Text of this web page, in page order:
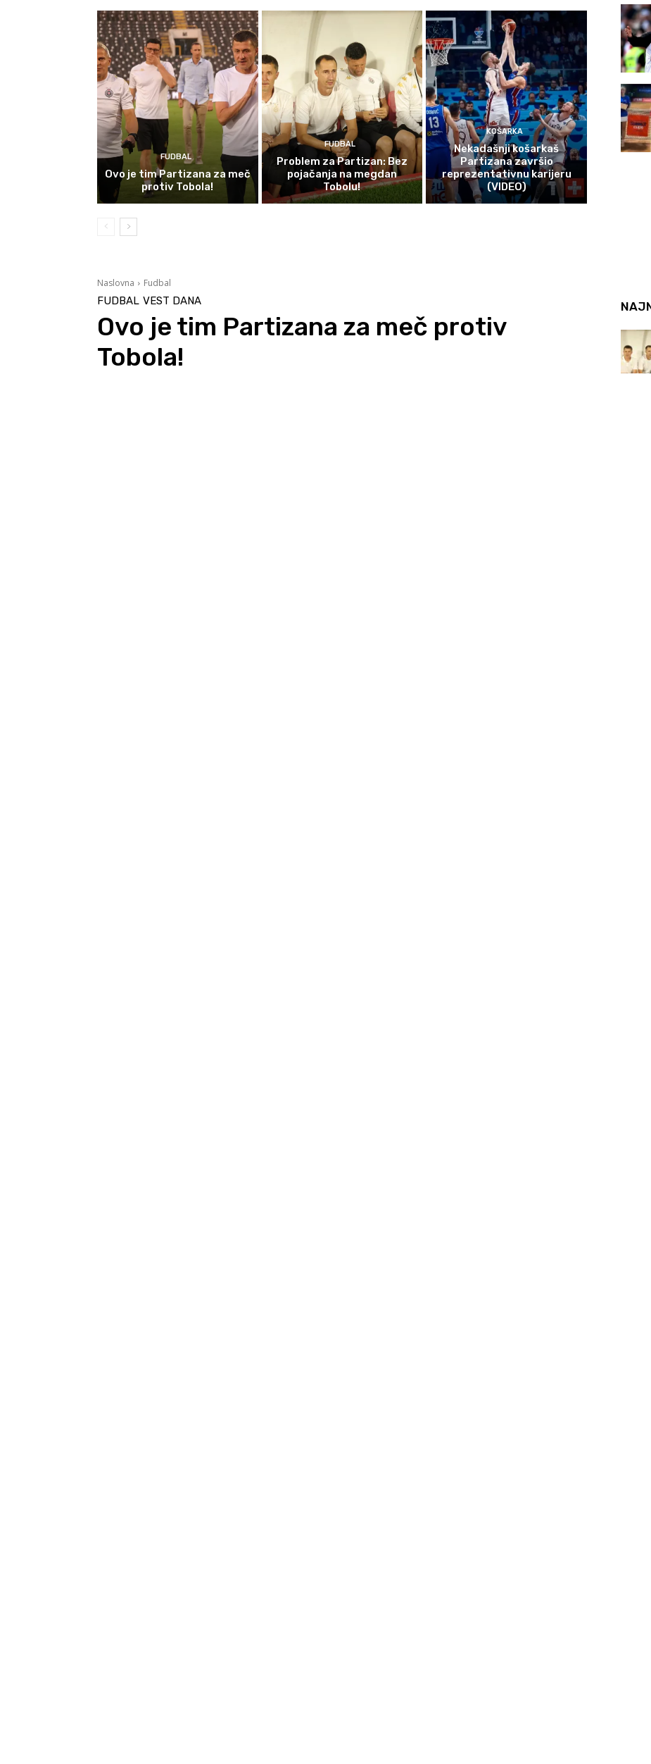
FUDBAL
Ovo je tim Partizana za meč
protiv Tobola!
FUDBAL
Problem za Partizan: Bez
pojačanja na megdan
Tobolu!
KOŠARKA
Nekadašnji košarkaš
Partizana završio
reprezentativnu karijeru
(VIDEO)